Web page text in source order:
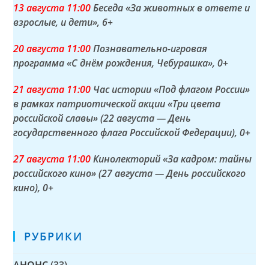
13 августа 11:00Беседа «За животных в ответе и
взрослые, и дети», 6+
20 августа 11:00Познавательно-игровая
программа «С днём рождения, Чебурашка», 0+
21 августа 11:00 Час истории «Под флагом России»
в рамках патриотической акции «Три цвета
российской славы» (22 августа — День
государственного флага Российской Федерации), 0+
27 августа 11:00Кинолекторий «За кадром: тайны
российского кино» (27 августа — День российского
кино), 0+
РУБРИКИ